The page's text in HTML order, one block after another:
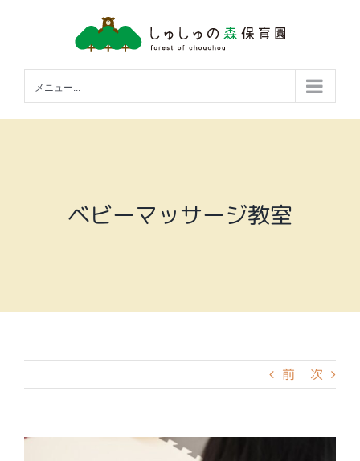
メニュー...
ベビーマッサージ教室
前 次